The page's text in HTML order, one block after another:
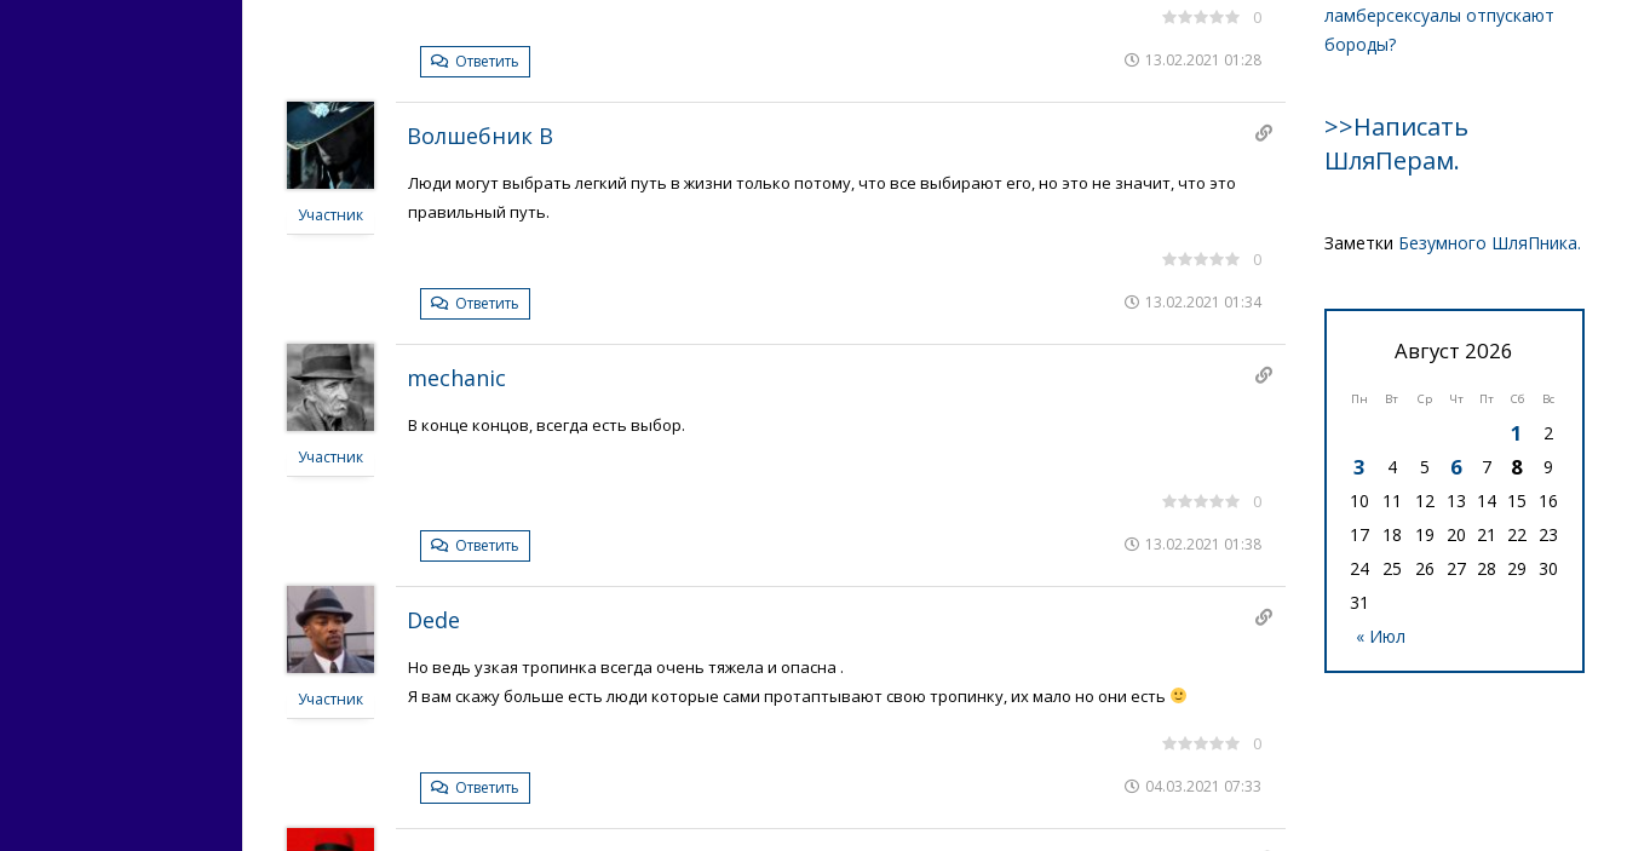
0
Ответить 13.02.2021 01:28
Участник
Волшебник В
Люди могут выбрать легкий путь в жизни только потому, что все выбирают его, но это не значит, что это
правильный путь.
0
Ответить 13.02.2021 01:34
Участник
mechanic
В конце концов, всегда есть выбор.
0
Ответить 13.02.2021 01:38
Участник
Dede
Но ведь узкая тропинка всегда очень тяжела и опасна .
Я вам скажу больше есть люди которые сами протаптывают свою тропинку, их мало но они есть
0
Ответить 04.03.2021 07:33
ламберсексуалы отпускают
бороды?
>>Написать
ШляПерам.
Заметки Безумного ШляПника.
Август 2026
Пн Вт Ср Чт Пт Сб Вс
« Июл
1 2
3 4 5 6 7 8
9
10
11 12 13 14 15
16
17
18 19 20 21 22 23
24
25 26 27 28 29 30
31